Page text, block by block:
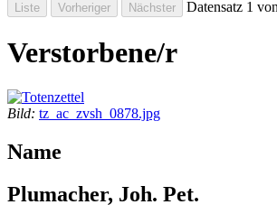
Datensatz 1
Verstorbene/r
Bild: tz_ac_zvsh_0878.jpg
Name
Plumacher, Joh. Pet.